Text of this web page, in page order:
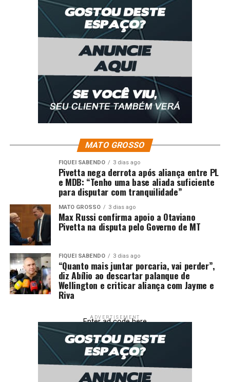
MATO GROSSO
FIQUEI SABENDO 3 dias ago
Pivetta nega derrota após aliança entre PL
e MDB: “Tenho uma base aliada suficiente
para disputar com tranquilidade”
MATO GROSSO 3 dias ago
Max Russi confirma apoio a Otaviano
Pivetta na disputa pelo Governo de MT
FIQUEI SABENDO 3 dias ago
“Quanto mais juntar porcaria, vai perder”,
diz Abílio ao descartar palanque de
Wellington e criticar aliança com Jayme e
Riva
ADVERTISEMENT
Enter ad code here